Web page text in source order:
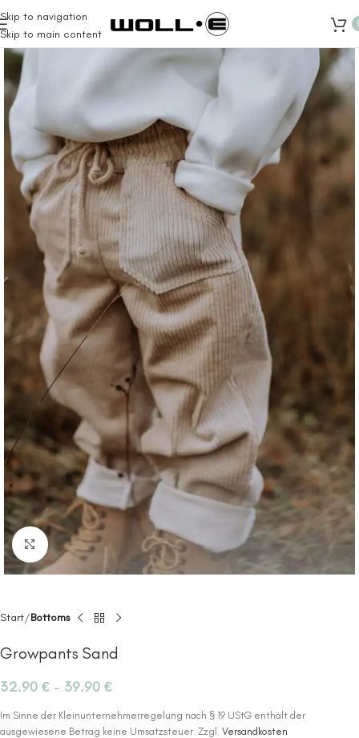
Skip to navigation
Skip to main content
Click to enlarge
Start Bottoms
Growpants Sand
32.90 € – 39.90 €
Im Sinne der Kleinunternehmerregelung nach § 19 UStG enthält der
ausgewiesene Betrag keine Umsatzsteuer. Zzgl. Versandkosten